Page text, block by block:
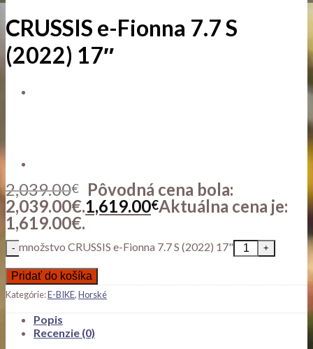
CRUSSIS e-Fionna 7.7 S
(2022) 17″
2,039.00€
Pôvodná cena bola:
2,039.00€.1,619.00€Aktuálna cena je:
1,619.00€.
množstvo CRUSSIS e-Fionna 7.7 S (2022) 17"
Pridať do košíka
Kategórie:E-BIKE,Horské
Popis
Recenzie (0)